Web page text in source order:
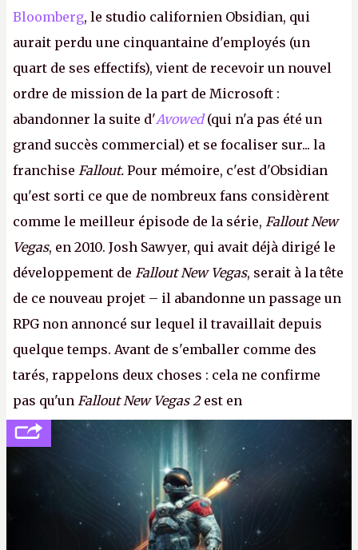
Bloomberg, le studio californien Obsidian, qui
aurait perdu une cinquantaine d'employés (un
quart de ses effectifs), vient de recevoir un nouvel
ordre de mission de la part de Microsoft :
abandonner la suite d'Avowed(qui n'a pas été un
grand succès commercial) et se focaliser sur... la
franchise Fallout. Pour mémoire, c'est d'Obsidian
qu'est sorti ce que de nombreux fans considèrent
comme le meilleur épisode de la série, Fallout New
Vegas, en 2010. Josh Sawyer, qui avait déjà dirigé le
développement de Fallout New Vegas, serait à la tête
de ce nouveau projet – il abandonne un passage un
RPG non annoncé sur lequel il travaillait depuis
quelque temps. Avant de s'emballer comme des
tarés, rappelons deux choses : cela ne confirme
pas qu'un Fallout New Vegas 2est en
développement (pour ce que l'on sait, ils bossent
peut-être sur
Fallout Football ou
Fallout vs. Les
Lapins Crétins) et l'Obsidian d'aujourd'hui n'est plus
le même studio qu'il y a 15 ans. Mais bon, OK, on
peut commencer à fantasmer.A.